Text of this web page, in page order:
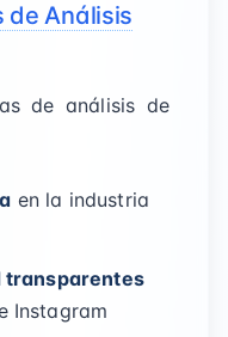
Análisis
de análisis de
en la industria
transparentes
Instagram